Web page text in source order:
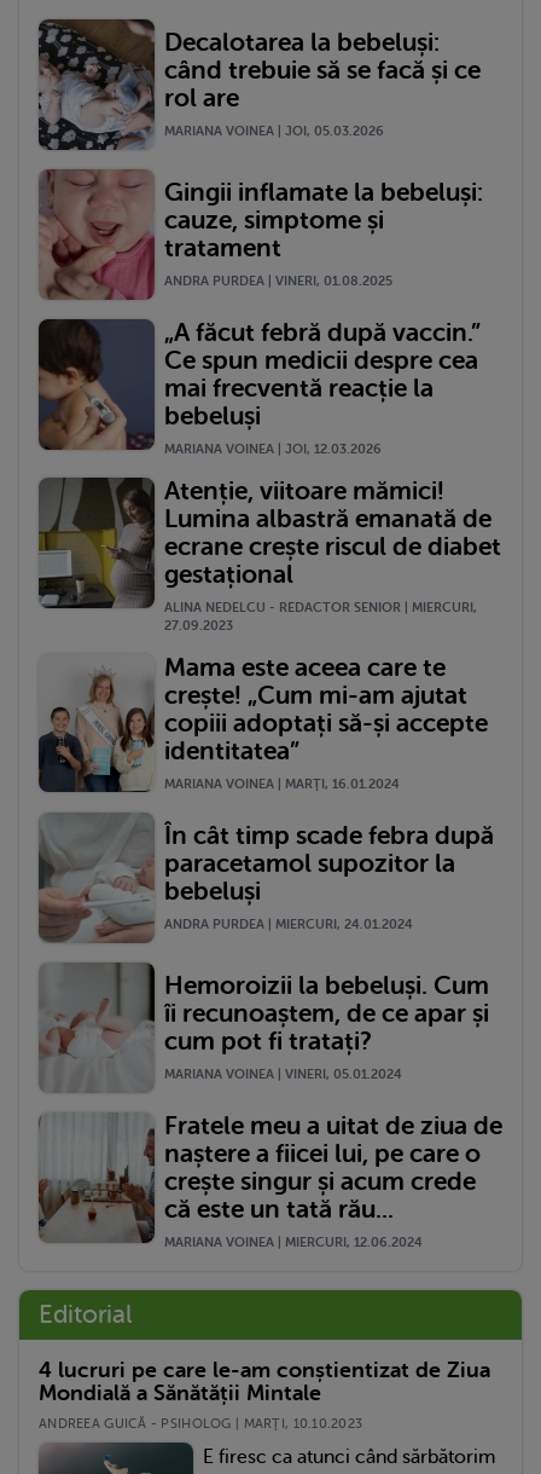
Decalotarea la bebeluși:
când trebuie să se facă și ce
rol are
MARIANA VOINEA | JOI, 05.03.2026
Gingii inflamate la bebeluși:
cauze, simptome și
tratament
ANDRA PURDEA | VINERI, 01.08.2025
„A făcut febră după vaccin.”
Ce spun medicii despre cea
mai frecventă reacție la
bebeluși
MARIANA VOINEA | JOI, 12.03.2026
Atenție, viitoare mămici!
Lumina albastră emanată de
ecrane crește riscul de diabet
gestațional
ALINA NEDELCU - REDACTOR SENIOR | MIERCURI,
27.09.2023
Mama este aceea care te
crește! „Cum mi-am ajutat
copiii adoptați să-și accepte
identitatea”
MARIANA VOINEA | MARŢI, 16.01.2024
În cât timp scade febra după
paracetamol supozitor la
bebeluși
ANDRA PURDEA | MIERCURI, 24.01.2024
Hemoroizii la bebeluși. Cum
îi recunoaștem, de ce apar și
cum pot fi tratați?
MARIANA VOINEA | VINERI, 05.01.2024
Fratele meu a uitat de ziua de
naștere a fiicei lui, pe care o
crește singur și acum crede
că este un tată rău...
MARIANA VOINEA | MIERCURI, 12.06.2024
Editorial
4 lucruri pe care le-am conștientizat de Ziua
Mondială a Sănătății Mintale
ANDREEA GUICĂ - PSIHOLOG | MARŢI, 10.10.2023
E firesc ca atunci când sărbătorim